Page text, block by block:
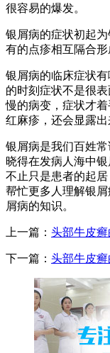
很容易的爆发。
银屑病的症状初起
有的点疹相互隔合形
银屑病的临床症状
的时刻症状不是很
慢的病变，症状才
红麻疹，还会显露出
银屑病是我们百姓
晓得在发病人海中
不止只是患者的起
帮忙更多人理解银
屑病的知识。
上一篇： 头部牛皮
下一篇： 头部牛皮